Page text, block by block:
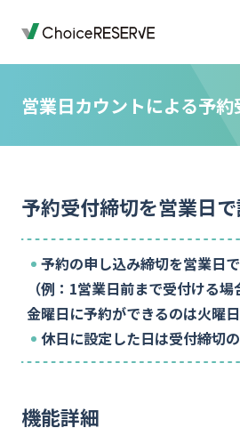
機能
業種から選ぶ
ご利用の流れ
営業日カウントによる予約
予約受付締切を営業日
予約の申し込み締切を営業日
（例：1営業日前まで受付ける
金曜日に予約ができるのは火曜日
休日に設定した日は受付締切
機能詳細